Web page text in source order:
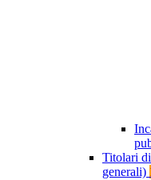
Titolari
generali)